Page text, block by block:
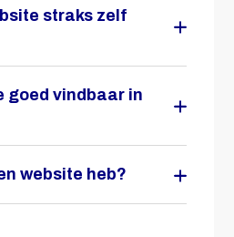
straks zelf
goed vindbaar in
website heb?